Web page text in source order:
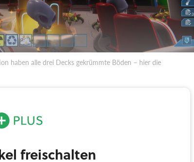
haben alle drei Decks gekrümmte Böden – hier die
identisch. Eure Raumbasis besteht aus drei Ebenen
diverser Spezies angeflogen.
freischalten